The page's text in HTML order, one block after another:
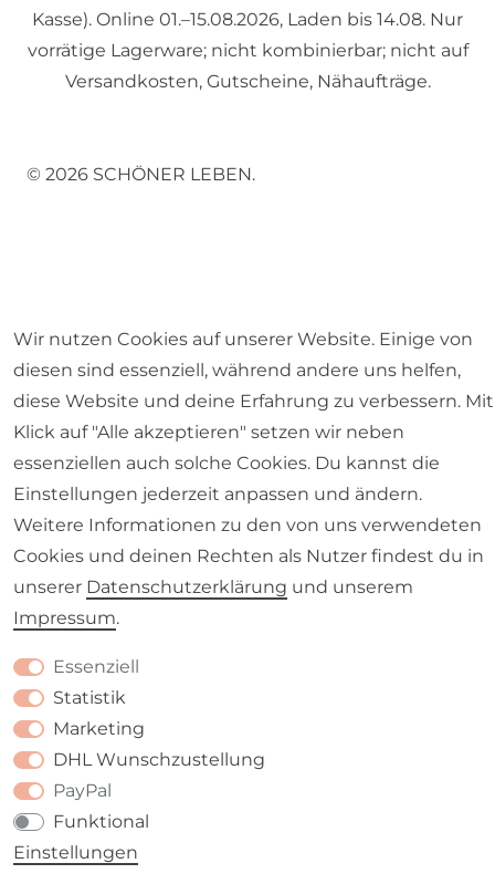
Kasse). Online 01.–15.08.2026, Laden bis 14.08. Nur
vorrätige Lagerware; nicht kombinierbar; nicht auf
Versandkosten, Gutscheine, Nähaufträge.
© 2026 SCHÖNER LEBEN.
Impressum Daten­schutz­erklärung
Barrierefreiheitserklärung Widerrufs­recht
VERTRAG WIDERRUFEN
Wir nutzen Cookies auf unserer Website. Einige von
diesen sind essenziell, während andere uns helfen,
diese Website und deine Erfahrung zu verbessern. Mit
Klick auf "Alle akzeptieren" setzen wir neben
essenziellen auch solche Cookies. Du kannst die
Einstellungen jederzeit anpassen und ändern.
Weitere Informationen zu den von uns verwendeten
Cookies und deinen Rechten als Nutzer findest du in
unserer Daten­schutz­erklärung und unserem
Impressum.
Essenziell
Statistik
Marketing
DHL Wunschzustellung
PayPal
Funktional
Einstellungen